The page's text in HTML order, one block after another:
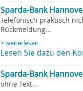
Sparda-Bank
Telefonisch praktisch
Rückmeldung...
> weiterlesen
Lesen Sie dazu den
Sparda-Bank
ohne Text...